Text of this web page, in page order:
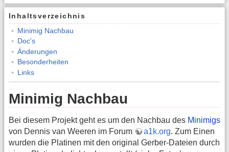
Inhaltsverzeichnis
Minimig Nachbau
Doc's
Änderungen
Besonderheiten
Links
Minimig Nachbau
Bei diesem Projekt geht es um den Nachbau des Minimigs
von Dennis van Weeren im Forum
a1k.org. Zum Einen
wurden die Platinen mit den original Gerber-Dateien durch